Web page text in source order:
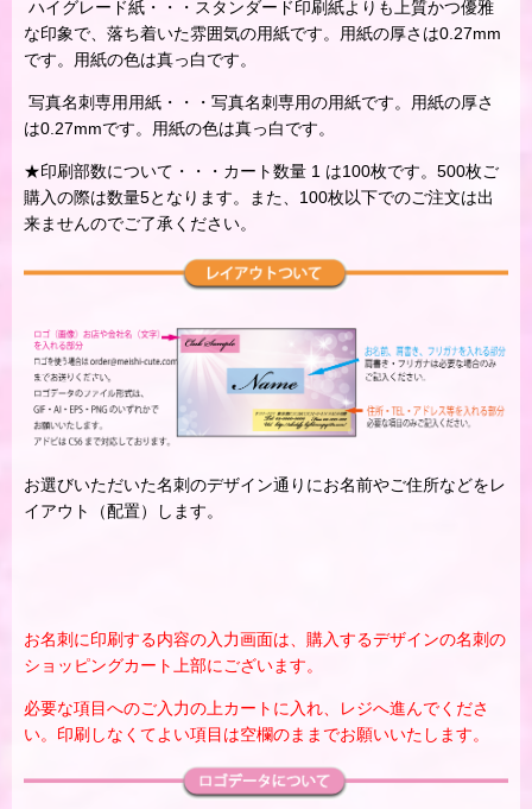
ハイグレード紙・・・スタンダード印刷紙よりも上質かつ優雅
な印象で、落ち着いた雰囲気の用紙です。用紙の厚さは0.27mm
です。用紙の色は真っ白です。
写真名刺専用用紙・・・写真名刺専用の用紙です。用紙の厚さ
は0.27mmです。用紙の色は真っ白です。
★印刷部数について・・・カート数量 1 は100枚です。500枚ご
購入の際は数量5となります。また、100枚以下でのご注文は出
来ませんのでご了承ください。
お選びいただいた名刺のデザイン通りにお名前やご住所などをレ
イアウト（配置）します。
お名刺に印刷する内容の入力画面は、購入するデザインの名刺の
ショッピングカート上部にございます。
必要な項目へのご入力の上カートに入れ、レジへ進んでくださ
い。印刷しなくてよい項目は空欄のままでお願いいたします。